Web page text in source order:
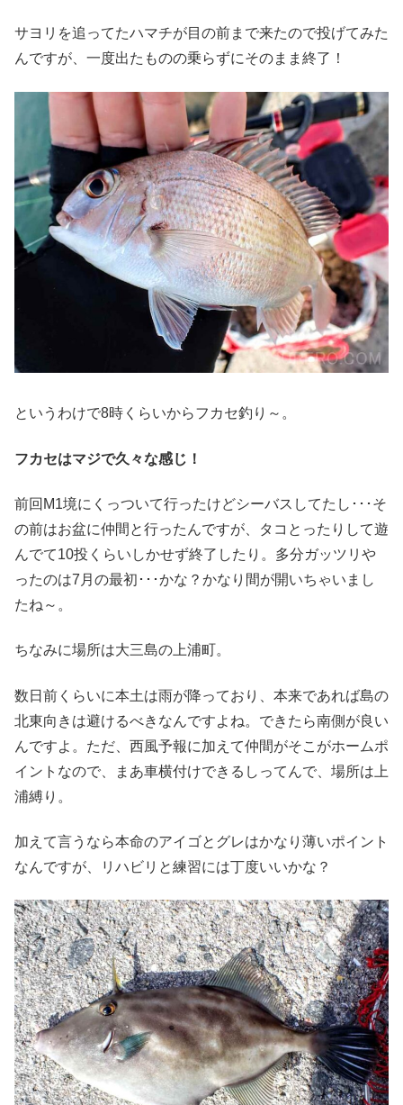
サヨリを追ってたハマチが目の前まで来たので投げてみた
んですが、一度出たものの乗らずにそのまま終了！
というわけで8時くらいからフカセ釣り～。
フカセはマジで久々な感じ！
前回M1境にくっついて行ったけどシーバスしてたし･･･そ
の前はお盆に仲間と行ったんですが、タコとったりして遊
んでて10投くらいしかせず終了したり。多分ガッツリや
ったのは7月の最初･･･かな？かなり間が開いちゃいまし
たね～。
ちなみに場所は大三島の上浦町。
数日前くらいに本土は雨が降っており、本来であれば島の
北東向きは避けるべきなんですよね。できたら南側が良い
んですよ。ただ、西風予報に加えて仲間がそこがホームポ
イントなので、まあ車横付けできるしってんで、場所は上
浦縛り。
加えて言うなら本命のアイゴとグレはかなり薄いポイント
なんですが、リハビリと練習には丁度いいかな？